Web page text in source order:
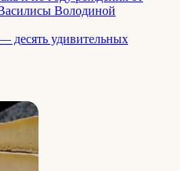
Володиной
удивительных